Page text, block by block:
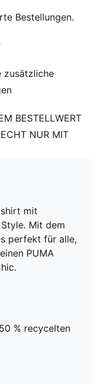
Bestellungen.
zusätzliche
BESTELLWERT
NUR MIT
mit
Mit dem
perfekt für alle,
PUMA
% recycelten